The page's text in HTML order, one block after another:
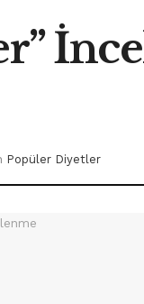
Popüler Diyetler